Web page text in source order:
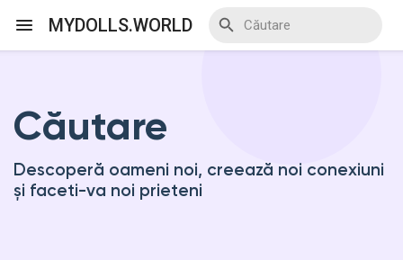
MYDOLLS.WORLD
Discover Events
My Events
Căutare
Descoperă oameni noi, creează noi conexiuni
și faceti-va noi prieteni